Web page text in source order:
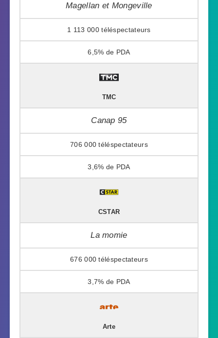
Magellan et Mongeville
1 113 000
6,5%
TMC
Canap 95
706 000
3,6%
CSTAR
La momie
676 000
3,7%
Arte